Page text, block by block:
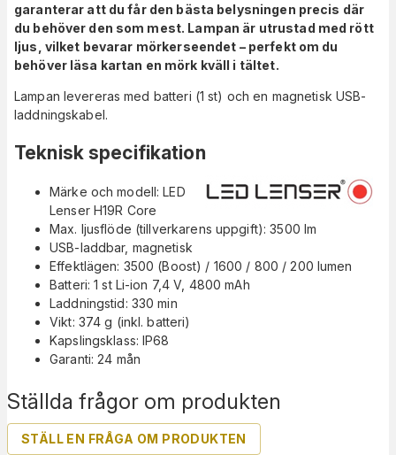
Ställda frågor om produkten
STÄLL EN FRÅGA OM PRODUKTEN
garanterar att du får den bästa belysningen precis där
du behöver den som mest. Lampan är utrustad med rött
ljus, vilket bevarar mörkerseendet – perfekt om du
behöver läsa kartan en mörk kväll i tältet.
Lampan levereras med batteri (1 st) och en magnetisk USB-
laddningskabel.
Teknisk specifikation
Märke och modell: LED
Lenser H19R Core
Max. ljusflöde (tillverkarens uppgift): 3500 lm
USB-laddbar, magnetisk
Effektlägen: 3500 (Boost) / 1600 / 800 / 200 lumen
Batteri: 1 st Li-ion 7,4 V, 4800 mAh
Laddningstid: 330 min
Vikt: 374 g (inkl. batteri)
Kapslingsklass: IP68
Garanti: 24 mån